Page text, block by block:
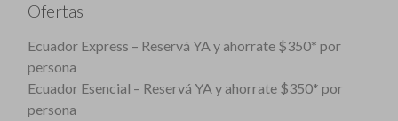
Ofertas
Ecuador Express – Reservá YA y ahorrate $350* por
persona
Ecuador Esencial – Reservá YA y ahorrate $350* por
persona